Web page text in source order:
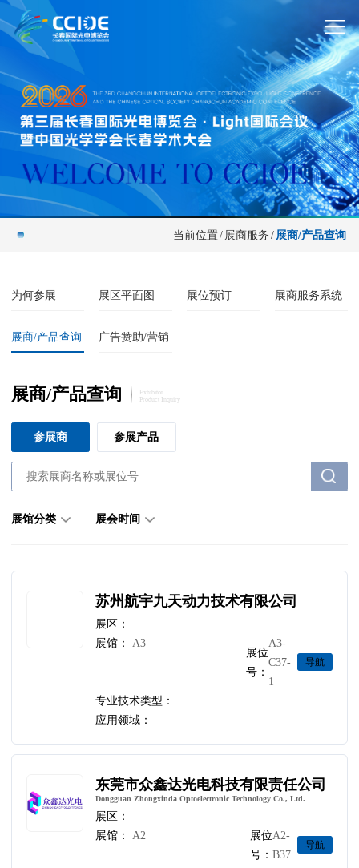
当前位置/ 展商服务 /展商/产品查询
为何参展 展区平面图 展位预订 展商服务系统
展商/产品查询 广告赞助/营销
展商/产品查询
Exhibitor
Product Inquiry
参展商 参展产品
展馆分类 展会时间
苏州航宇九天动力技术有限公司
展区：
展馆：
A3
展位
号：
A3-
C37-
1
导航
专业技术类型：
应用领域：
东莞市众鑫达光电科技有限责任公司
Dongguan Zhongxinda Optoelectronic Technology Co., Ltd.
展区：
展馆：
A2
展位
号：
A2-
B37
导航